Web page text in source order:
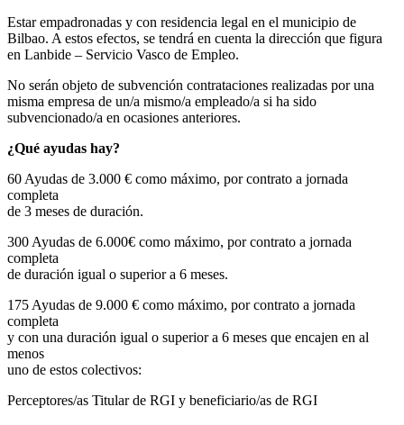
Estar empadronadas y con residencia legal en el municipio de
Bilbao. A estos efectos, se tendrá en cuenta la dirección que figura
en Lanbide – Servicio Vasco de Empleo.
No serán objeto de subvención contrataciones realizadas por una
misma empresa de un/a mismo/a empleado/a si ha sido
subvencionado/a en ocasiones anteriores.
¿Qué ayudas hay?
60 Ayudas de 3.000 € como máximo, por contrato a jornada
completa
de 3 meses de duración.
300 Ayudas de 6.000€ como máximo, por contrato a jornada
completa
de duración igual o superior a 6 meses.
175 Ayudas de 9.000 € como máximo, por contrato a jornada
completa
y con una duración igual o superior a 6 meses que encajen en al
menos
uno de estos colectivos:
Perceptores/as Titular de RGI y beneficiario/as de RGI